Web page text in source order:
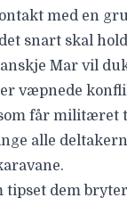
med en
snart skal
Mar vil
væpnede
får militæret
alle
tipset dem